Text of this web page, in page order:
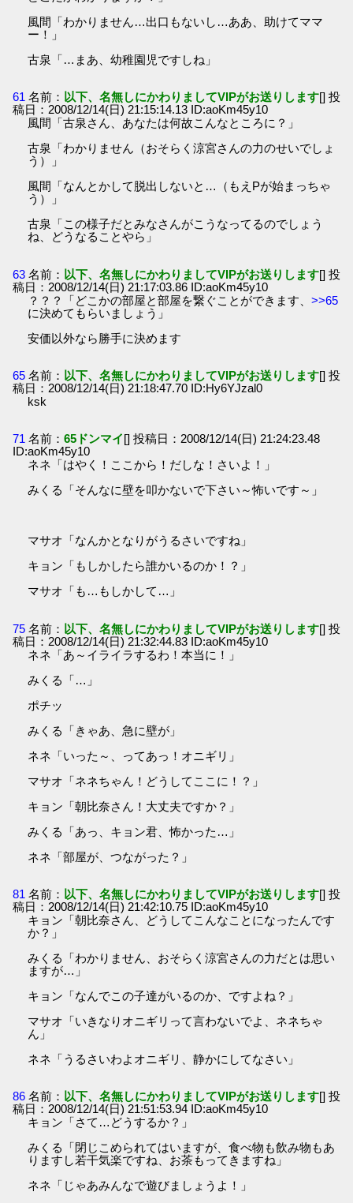
風間「わかりません…出口もないし…ああ、助けてママ
ー！」
古泉「…まあ、幼稚園児ですしね」
61 名前： 以下、名無しにかわりましてVIPがお送りします[] 投
稿日：2008/12/14(日) 21:15:14.13 ID:aoKm45y10
風間「古泉さん、あなたは何故こんなところに？」
古泉「わかりません（おそらく涼宮さんの力のせいでしょ
う）」
風間「なんとかして脱出しないと…（もえPが始まっちゃ
う）」
古泉「この様子だとみなさんがこうなってるのでしょう
ね、どうなることやら」
63 名前： 以下、名無しにかわりましてVIPがお送りします[] 投
稿日：2008/12/14(日) 21:17:03.86 ID:aoKm45y10
？？？「どこかの部屋と部屋を繋ぐことができます、>>65
に決めてもらいましょう」
安価以外なら勝手に決めます
65 名前： 以下、名無しにかわりましてVIPがお送りします[] 投
稿日：2008/12/14(日) 21:18:47.70 ID:Hy6YJzal0
ksk
71 名前：65ドンマイ[] 投稿日：2008/12/14(日) 21:24:23.48
ID:aoKm45y10
ネネ「はやく！ここから！だしな！さいよ！」
みくる「そんなに壁を叩かないで下さい～怖いです～」
マサオ「なんかとなりがうるさいですね」
キョン「もしかしたら誰かいるのか！？」
マサオ「も…もしかして…」
75 名前： 以下、名無しにかわりましてVIPがお送りします[] 投
稿日：2008/12/14(日) 21:32:44.83 ID:aoKm45y10
ネネ「あ～イライラするわ！本当に！」
みくる「…」
ポチッ
みくる「きゃあ、急に壁が」
ネネ「いった～、ってあっ！オニギリ」
マサオ「ネネちゃん！どうしてここに！？」
キョン「朝比奈さん！大丈夫ですか？」
みくる「あっ、キョン君、怖かった…」
ネネ「部屋が、つながった？」
81 名前： 以下、名無しにかわりましてVIPがお送りします[] 投
稿日：2008/12/14(日) 21:42:10.75 ID:aoKm45y10
キョン「朝比奈さん、どうしてこんなことになったんです
か？」
みくる「わかりません、おそらく涼宮さんの力だとは思い
ますが…」
キョン「なんでこの子達がいるのか、ですよね？」
マサオ「いきなりオニギリって言わないでよ、ネネちゃ
ん」
ネネ「うるさいわよオニギリ、静かにしてなさい」
86 名前： 以下、名無しにかわりましてVIPがお送りします[] 投
稿日：2008/12/14(日) 21:51:53.94 ID:aoKm45y10
キョン「さて…どうするか？」
みくる「閉じこめられてはいますが、食べ物も飲み物もあ
りますし若干気楽ですね、お茶もってきますね」
ネネ「じゃあみんなで遊びましょうよ！」